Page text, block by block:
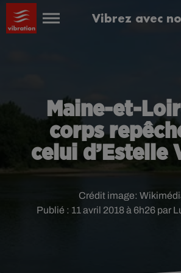
Vibrez avec
Maine-et-
corps
celui d’Estelle
Publié : 11 avril 2018 à 6h26 par
Crédit image: